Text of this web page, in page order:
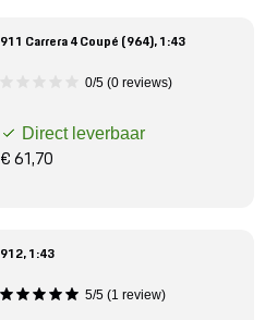
911 Carrera 4 Coupé (964), 1:43
0/5 (0 reviews)
Direct leverbaar
€ 61,70
912, 1:43
5/5 (1 review)